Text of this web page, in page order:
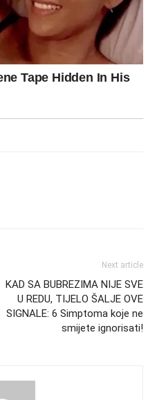
Next article
KAD SA BUBREZIMA NIJE SVE
U REDU, TIJELO ŠALJE OVE
SIGNALE: 6 Simptoma koje ne
smijete ignorisati!